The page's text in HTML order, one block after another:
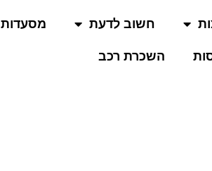
חשוב לדעת מסעדות
השכרת רכב